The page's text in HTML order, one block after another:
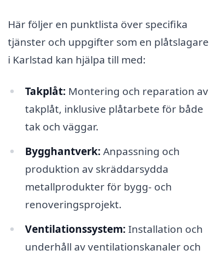
Här följer en punktlista över specifika
tjänster och uppgifter som en plåtslagare
i Karlstad kan hjälpa till med:
Takplåt: Montering och reparation av
takplåt, inklusive plåtarbete för både
tak och väggar.
Bygghantverk: Anpassning och
produktion av skräddarsydda
metallprodukter för bygg- och
renoveringsprojekt.
Ventilationssystem: Installation och
underhåll av ventilationskanaler och